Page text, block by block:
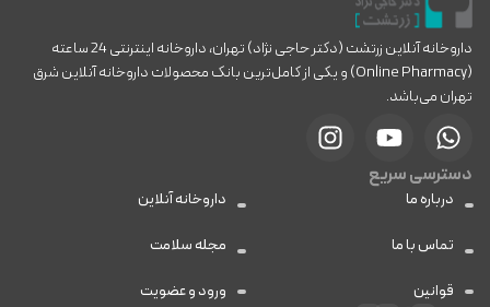
داروخانه آنلاین زرتشت (دکتر حاجی نژاد) تهران، داروخانه اینترنتی 24 ساعته
(Online Pharmacy) و یکی از کامل‌ترین بانک محصولات داروخانه آنلاین شرق
تهران می‌باشد.
دسترسی سریع
درباره ما
تماس با ما
قوانین
داروخانه آنلاین
مجله سلامت
ورود و عضویت